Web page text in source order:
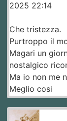
2025 22:14
Che tristezza.
Purtroppo il
Magari un
nostalgico
Ma io non me
Meglio cosi